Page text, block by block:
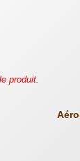
produit.